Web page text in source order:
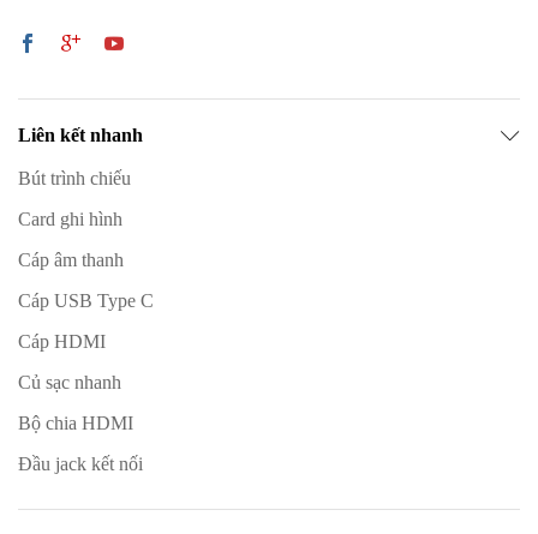
Liên kết nhanh
Bút trình chiếu
Card ghi hình
Cáp âm thanh
Cáp USB Type C
Cáp HDMI
Củ sạc nhanh
Bộ chia HDMI
Đầu jack kết nối